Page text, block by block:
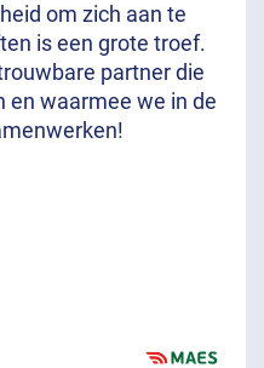
om zich aan te
is een grote troef.
partner die
en waarmee we in de